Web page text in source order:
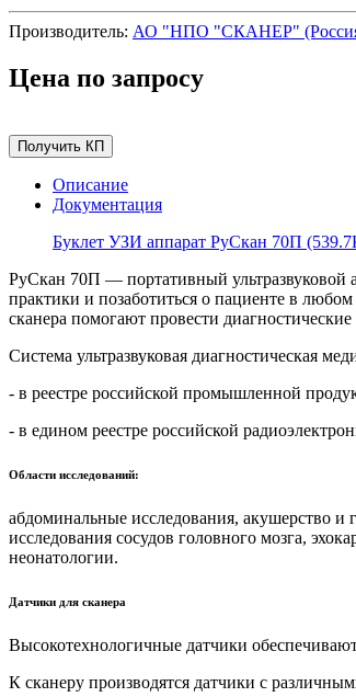
Производитель: АО "НПО "СКАНЕР"
Цена по запросу
Получить КП
Описание
Документация
Буклет УЗИ аппарат РуСкан 70П
РуСкан 70П — портативный ультразвуковой
практики и позаботиться о пациенте в
сканера помогают провести
Система ультразвуковая диагностическая
- в реестре российской промышленной
- в едином реестре российской
Области исследований:
абдоминальные исследования, акушерство и
исследования сосудов головного мозга,
неонатологии.
Датчики для сканера
Высокотехнологичные датчики
К сканеру производятся датчики с